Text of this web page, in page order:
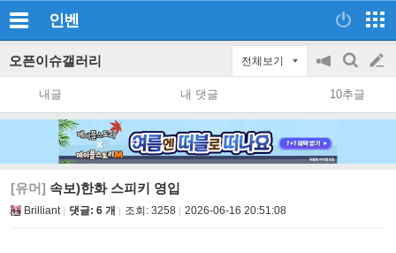
인벤
오픈이슈갤러리 전체보기
공
지
on/off
검
색
글
쓰
내글 내 댓글 10추글
[유머] 속보)한화 스피키 영입
Brilliant 댓글: 6 개 조회: 3258 2026-06-16 20:51:08